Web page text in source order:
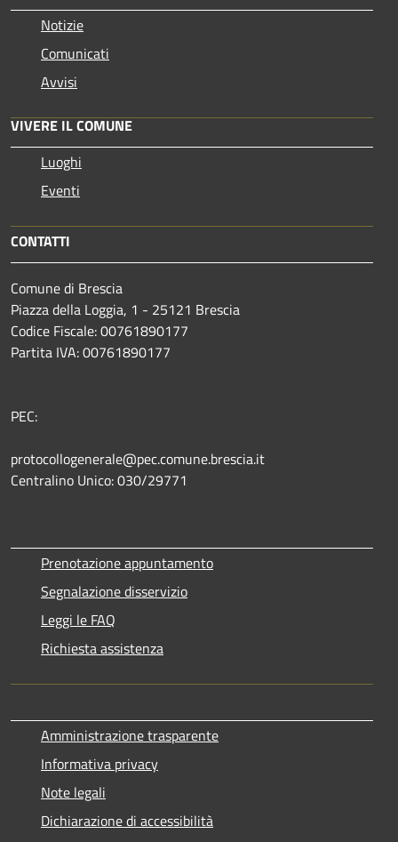
Notizie
Comunicati
Avvisi
VIVERE IL COMUNE
Luoghi
Eventi
CONTATTI
Comune di Brescia
Piazza della Loggia, 1 - 25121 Brescia
Codice Fiscale: 00761890177
Partita IVA: 00761890177
PEC:
protocollogenerale@pec.comune.brescia.it
Centralino Unico: 030/29771
Prenotazione appuntamento
Segnalazione disservizio
Leggi le FAQ
Richiesta assistenza
Amministrazione trasparente
Informativa privacy
Note legali
Dichiarazione di accessibilità